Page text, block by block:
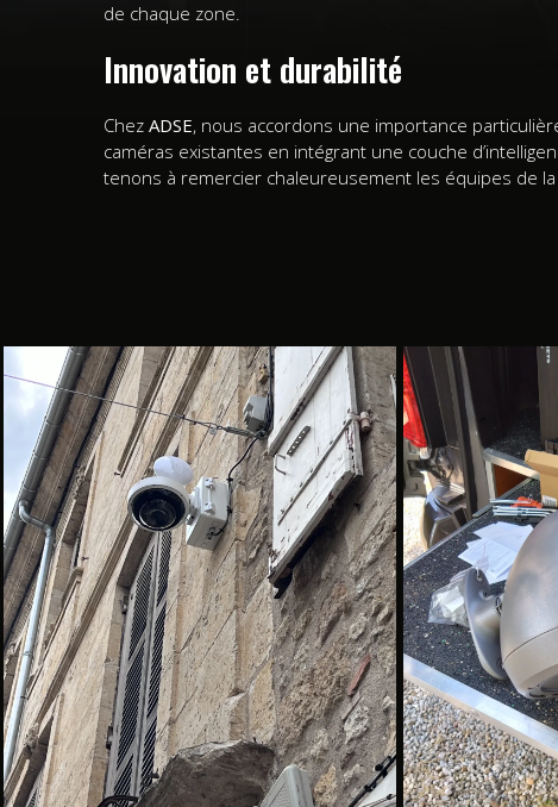
de chaque zone.
Innovation et durabilité
Chez ADSE, nous accordons une importance
caméras existantes en intégrant une couche
tenons à remercier chaleureusement les équipes de la